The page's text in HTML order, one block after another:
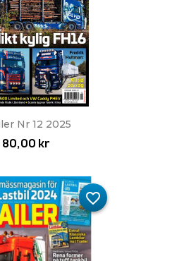
Nr 12 2025
80,00 kr
favorite_border